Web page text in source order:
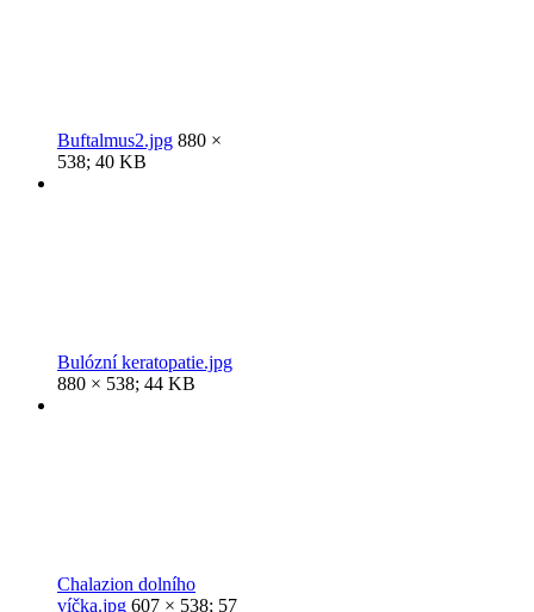
Buftalmus2.jpg 880 ×
538; 40 KB
Bulózní keratopatie.jpg
880 × 538; 44 KB
Chalazion dolního
víčka.jpg 607 × 538; 57